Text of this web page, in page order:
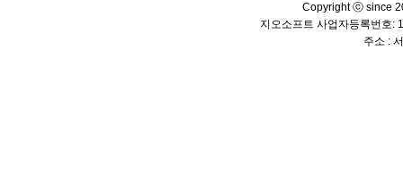
Copyright ⓒ since
지오소프트 사업자등록번호:
주소 :